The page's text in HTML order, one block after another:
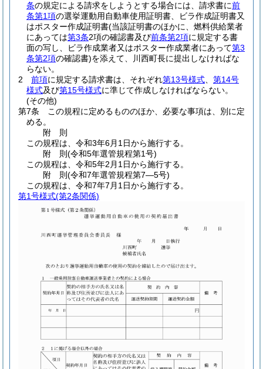
条の規定による請求をしようとする場合には、請求書に前
条第1項の選挙運動用自動車使用証明書、ビラ作成証明書又
はポスター作成証明書(当該証明書のほかに、燃料供給業者
にあっては第3条2項の確認書及び前条第2項に規定する書
面の写し、ビラ作成業者又はポスター作成業者にあって第3
条第2項の確認書)を添えて、川西町長に提出しなければな
らない。
2
前項に規定する請求書は、それぞれ第13号様式
第14号
様式及び第15号様式に準じて作成しなければならない。
(その他)
第7条
この規程に定めるもののほか、必要な事項は、別に定
める。
附 則
この規程は、令和3年6月1日から施行する。
附 則(令和5年選管規程第1号)
この規程は、令和5年2月1日から施行する。
附 則(令和7年選管規程第7―5号)
この規程は、令和7年7月1日から施行する。
第1号様式(第2条関係)